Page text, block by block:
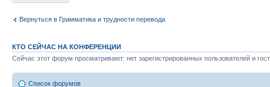
Вернуться в Грамматика и трудности перевода
КТО СЕЙЧАС НА КОНФЕРЕНЦИИ
Сейчас этот форум просматривают: нет зарегистрированных пользователей и
Список форумов